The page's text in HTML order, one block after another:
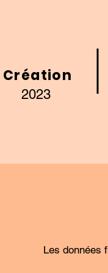
Création
2023
Les données